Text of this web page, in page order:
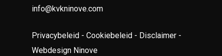
info@kvkninove.com
Privacybeleid -Cookiebeleid - Disclaimer -
Webdesign Ninove